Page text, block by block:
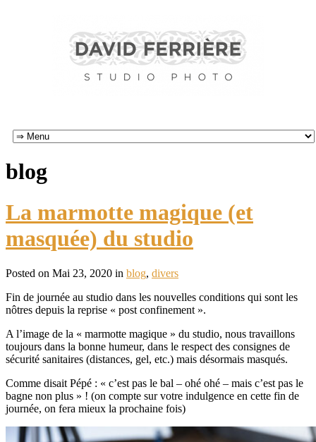
blog
La marmotte magique (et
masquée) du studio
Posted on Mai 23, 2020 in blog, divers
Fin de journée au studio dans les nouvelles conditions qui sont les
nôtres depuis la reprise « post confinement ».
A l’image de la « marmotte magique » du studio, nous travaillons
toujours dans la bonne humeur, dans le respect des consignes de
sécurité sanitaires (distances, gel, etc.) mais désormais masqués.
Comme disait Pépé : « c’est pas le bal – ohé ohé – mais c’est pas le
bagne non plus » ! (on compte sur votre indulgence en cette fin de
journée, on fera mieux la prochaine fois)